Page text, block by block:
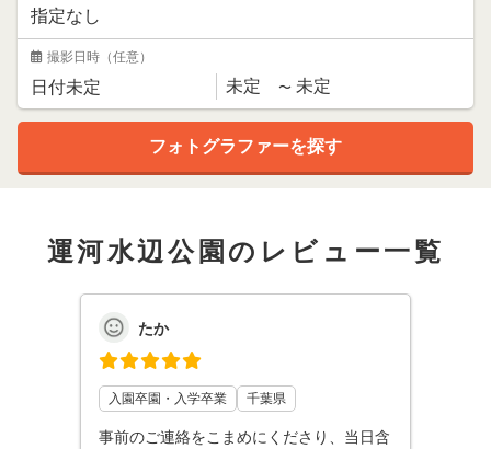
撮影日時 （任意）
運河水辺公園のレビュー一覧
たか
入園卒園・入学卒業 千葉県
事前のご連絡をこまめにくださり、当日含